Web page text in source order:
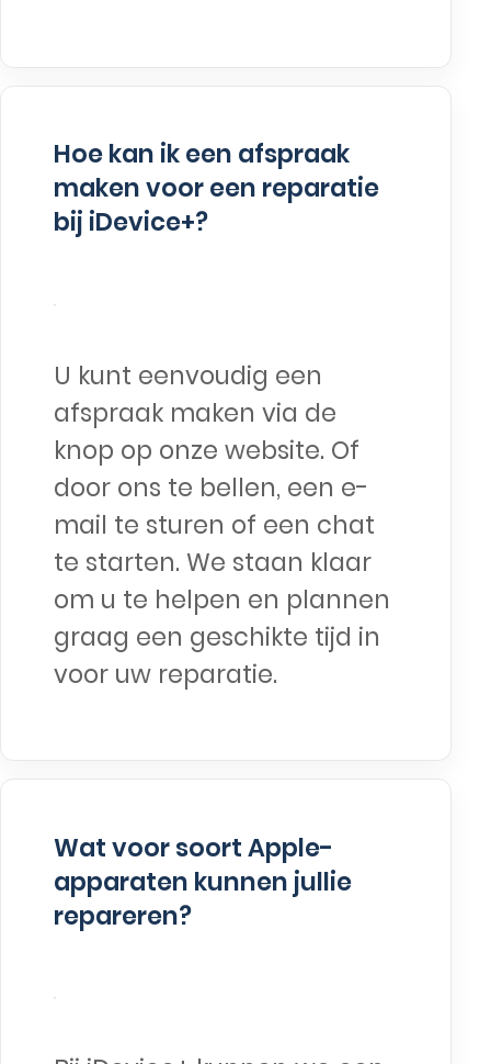
Hoe kan ik een afspraak
maken voor een reparatie
bij iDevice+?
U kunt eenvoudig een
afspraak maken via de
knop op onze website. Of
door ons te bellen, een e-
mail te sturen of een chat
te starten. We staan klaar
om u te helpen en plannen
graag een geschikte tijd in
voor uw reparatie.
Wat voor soort Apple-
apparaten kunnen jullie
repareren?